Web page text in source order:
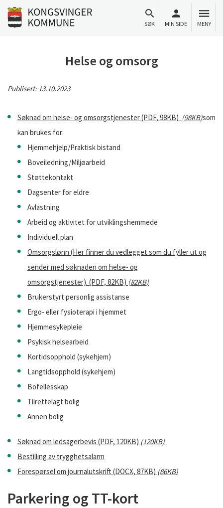
Til innhold
Gå til forsiden
SØK MIN SIDE MENY
Helse og omsorg
Publisert:13.10.2023
Søknad om helse- og omsorgstjenester (PDF, 98KB) (98KB)som
kan brukes for:
Hjemmehjelp/Praktisk bistand
Boveiledning/Miljøarbeid
Støttekontakt
Dagsenter for eldre
Avlastning
Arbeid og aktivitet for utviklingshemmede
Individuell plan
Omsorgslønn (Her finner du vedlegget som du fyller ut og
sender med søknaden om helse- og
omsorgstjenester). (PDF, 82KB) (82KB)
Brukerstyrt personlig assistanse
Ergo- eller fysioterapi i hjemmet
Hjemmesykepleie
Psykisk helsearbeid
Kortidsopphold (sykehjem)
Langtidsopphold (sykehjem)
Bofellesskap
Tilrettelagt bolig
Annen bolig
Søknad om ledsagerbevis (PDF, 120KB) (120KB)
Bestilling av trygghetsalarm
Forespørsel om journalutskrift (DOCX, 87KB) (86KB)
Parkering og TT-kort